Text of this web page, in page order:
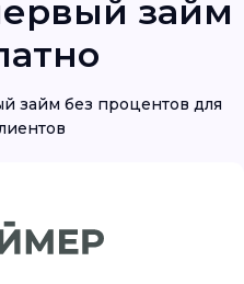
займ
займ без процентов для